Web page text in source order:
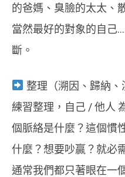
的爸媽、臭臉的太太、
當然最好的對象的自己
斷。
整理（溯因、歸納、
練習整理，自己 / 他人
個脈絡是什麼？這個慣
什麼？想要吵贏？就必
通常我們都只著眼在一